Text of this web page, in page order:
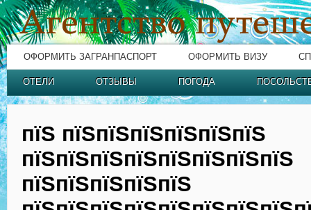
ОФОРМИТЬ ЗАГРАНПАСПОРТ ОФОРМИТЬ ВИЗУ
ОТЕЛИ ОТЗЫВЫ ПОГОДА
пїЅ пїЅпїЅпїЅпїЅпїЅпїЅ
пїЅпїЅпїЅпїЅпїЅпїЅпїЅпїЅ
пїЅпїЅпїЅпїЅпїЅ